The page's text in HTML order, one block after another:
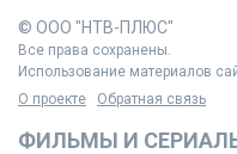
© ООО "НТВ-ПЛЮС"
Все права сохранены.
Использование материалов
О проекте
Обратная связь
ФИЛЬМЫ И